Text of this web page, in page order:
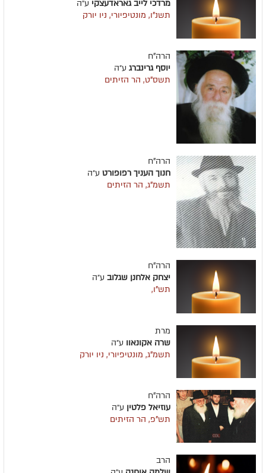
מרדכי לייב גאראדעצקי ע״ה
תשנ"ו, מונטיפיורי, ניו יורק
הרה"ח
יוסף גרינברג ע״ה
תשס"ט, הר הזיתים
הרה"ח
חנוך העניך רפופורט ע״ה
תשמ"ג, הר הזיתים
הרה"ח
יצחק אלחנן שגלוב ע״ה
תש"ו,
מרת
שרה אקונאוו ע״ה
תשמ"ג, מונטיפיורי, ניו יורק
הרה"ח
עוזיאל פלטין ע״ה
תש"פ, הר הזיתים
הרב